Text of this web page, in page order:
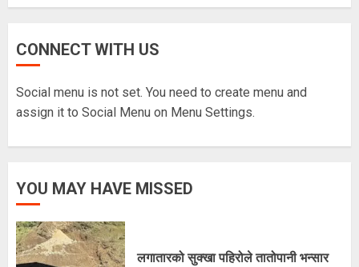
ज्येष्ठ नागरिकका पीडा : आराम-सम्मानको
1
असुरक्षित
CONNECT WITH US
Social menu is not set. You need to create menu and
assign it to Social Menu on Menu Settings.
YOU MAY HAVE MISSED
लगातारको सुक्खा पहिरोले तातोपानी भन्सार